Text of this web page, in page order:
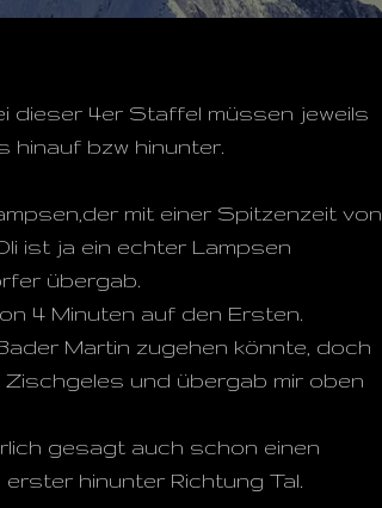
dieser 4er Staffel müssen jeweils
bzw hinunter.
mit einer Spitzenzeit von
ist ja ein echter Lampsen
übergab.
4 Minuten auf den Ersten.
Martin zugehen könnte, doch
Zischgeles und übergab mir oben
gesagt auch schon einen
hinunter Richtung Tal.